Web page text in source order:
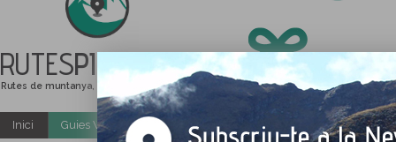
RUTESPIRINEUS
Rutes de muntanya, senderisme i excursions
Inici Guies Web i PDF gratuïtes Excursions i activitats